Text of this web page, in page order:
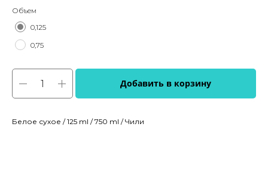
Объем
0,125
0,75
Добавить в корзину
Белое сухое / 125 ml / 750 ml / Чили